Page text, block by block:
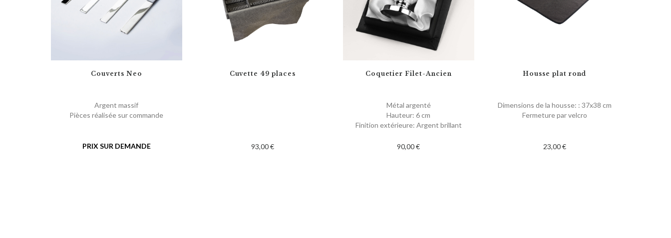
Couverts Neo
Argent massif
Pièces réalisée sur commande
PRIX SUR DEMANDE
Cuvette 49 places
93,00 €
Coquetier Filet-Ancien
Métal argenté
Hauteur: 6 cm
Finition extérieure: Argent brillant
90,00 €
Housse plat rond
Dimensions de la housse: : 37x38 cm
Fermeture par velcro
23,00 €